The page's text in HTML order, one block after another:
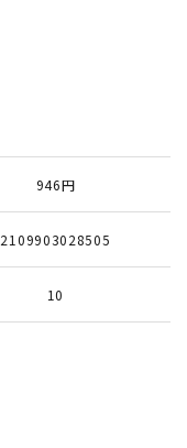
946円
2109903028505
10